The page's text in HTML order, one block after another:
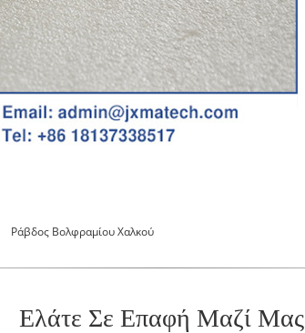
Ράβδος Βολφραμίου Χαλκού
Ελάτε Σε Επαφή Μαζί Μας